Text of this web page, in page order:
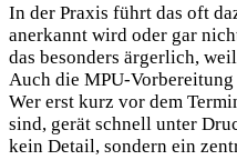
In der Praxis führt das oft
anerkannt wird oder gar
das besonders ärgerlich,
Auch die MPU-
Wer erst kurz vor dem
sind, gerät schnell unter
kein Detail, sondern ein